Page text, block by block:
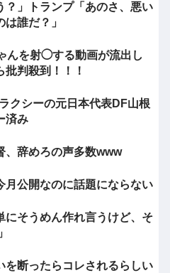
？」トランプ「あのさ、悪い
誰だ？」
んを射◯する動画が流出し
判殺到！！！
シーの元日本代表DF山根
済み
、辞めろの声多数www
月公開なのに話題にならない
にそうめん作れ言うけど、そ
を断ったらコレされるらしい